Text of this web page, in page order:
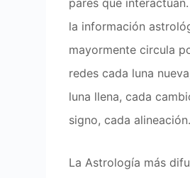
pares que
la información
mayormente circula
redes cada luna
luna llena, cada
signo, cada alineación.
La Astrología más